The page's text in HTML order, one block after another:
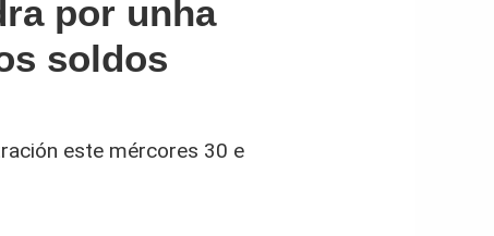
por unha
soldos
este mércores 30 e